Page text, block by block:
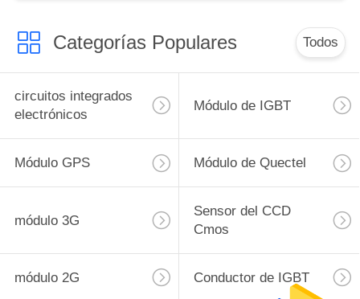
Categorías Populares Todos
circuitos integrados
electrónicos
Módulo de IGBT
Módulo GPS Módulo de Quectel
módulo 3G
Sensor del CCD
Cmos
módulo 2G Conductor de IGBT